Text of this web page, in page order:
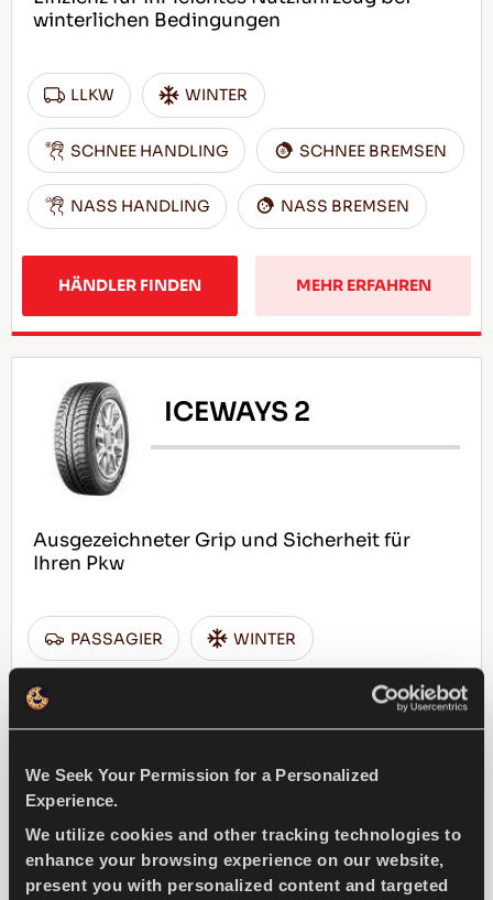
We Seek Your Permission for a Personalized
Experience.
We utilize cookies and other tracking technologies to
enhance your browsing experience on our website,
present you with personalized content and targeted
winterlichen Bedingungen
LLKW WINTER
SCHNEE HANDLING SCHNEE BREMSEN
NASS HANDLING NASS BREMSEN
HÄNDLER FINDEN MEHR ERFAHREN
ICEWAYS 2
Ausgezeichneter Grip und Sicherheit für
Ihren Pkw
PASSAGIER WINTER
HÄNDLER FINDEN MEHR ERFAHREN